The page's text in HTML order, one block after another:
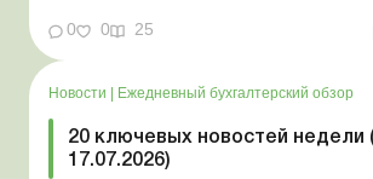
новость о создании координационного
статус «в розыске»: что нужно знать
Закон о ВПЛ: ка...
0 0 25
Новости | Ежедневный бухгалтерский обзор
20 ключевых новостей недели
17.07.2026)